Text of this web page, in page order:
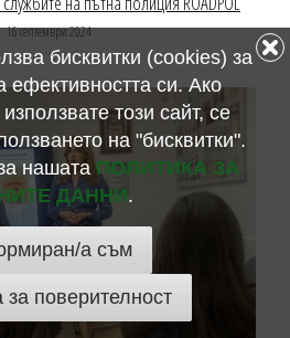
16 септември 2024
бисквитки (cookies) за
ефективността си. Ако
този сайт, се
на "бисквитки".
нашатаПОЛИТИКА ЗА
ДАННИ.
а съм
за поверителност